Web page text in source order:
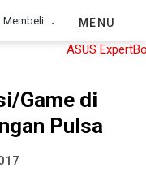
Membeli MENU
Game di
Pulsa